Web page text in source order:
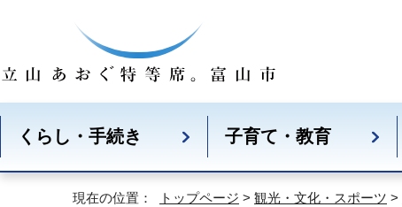
くらし・手続き 子育て・教育
現在の位置： トップページ > 観光・文化・スポーツ >